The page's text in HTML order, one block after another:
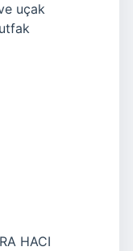
uçak
HACI